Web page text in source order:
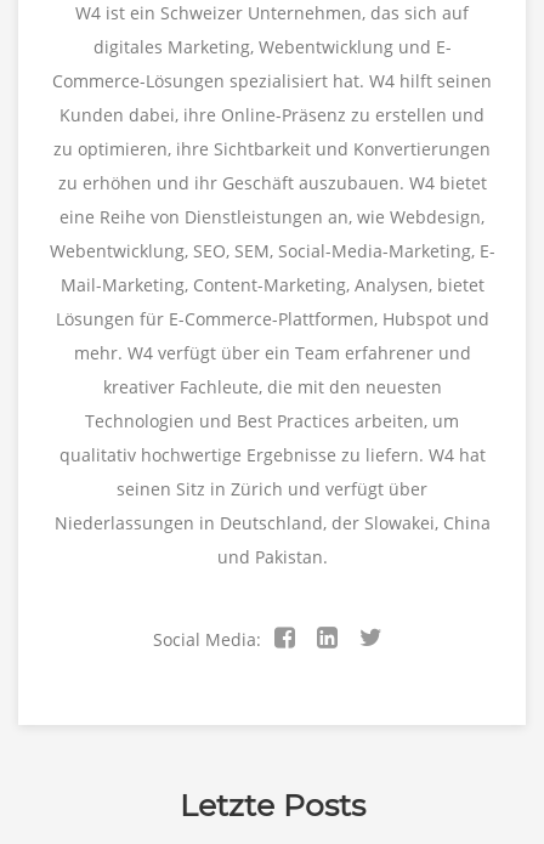
W4 ist ein Schweizer Unternehmen, das sich auf
digitales Marketing, Webentwicklung und E-
Commerce-Lösungen spezialisiert hat. W4 hilft seinen
Kunden dabei, ihre Online-Präsenz zu erstellen und
zu optimieren, ihre Sichtbarkeit und Konvertierungen
zu erhöhen und ihr Geschäft auszubauen. W4 bietet
eine Reihe von Dienstleistungen an, wie Webdesign,
Webentwicklung, SEO, SEM, Social-Media-Marketing, E-
Mail-Marketing, Content-Marketing, Analysen, bietet
Lösungen für E-Commerce-Plattformen, Hubspot und
mehr. W4 verfügt über ein Team erfahrener und
kreativer Fachleute, die mit den neuesten
Technologien und Best Practices arbeiten, um
qualitativ hochwertige Ergebnisse zu liefern. W4 hat
seinen Sitz in Zürich und verfügt über
Niederlassungen in Deutschland, der Slowakei, China
und Pakistan.
Social Media:
Letzte Posts